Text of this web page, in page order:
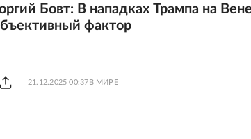
Бовт: В нападках Трампа на
фактор
21.12.2025 00:37 В МИРЕ